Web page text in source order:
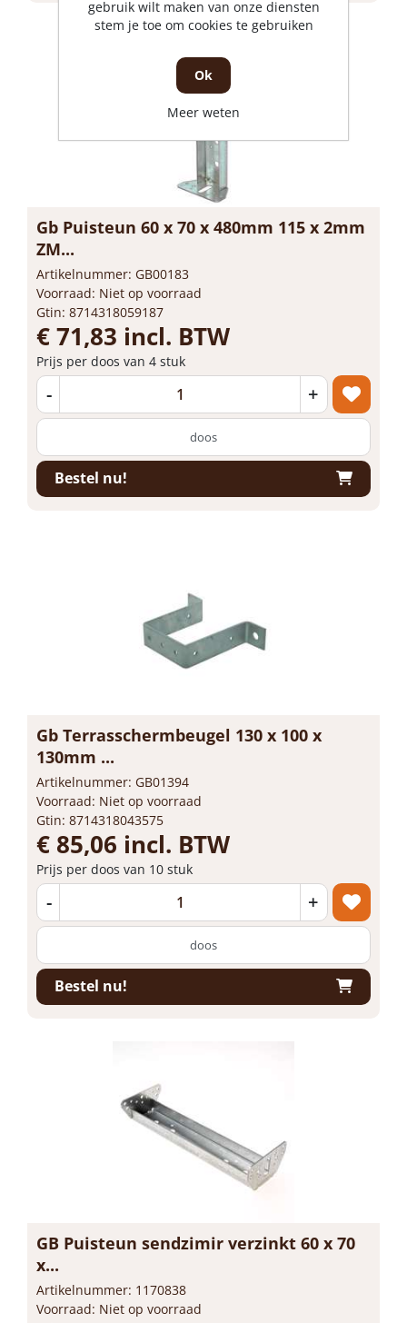
Gb Puisteun 60 x 70 x 480mm 115 x 2mm
ZM...
Artikelnummer: GB00183
Voorraad: Niet op voorraad
Gtin: 8714318059187
€ 71,83 incl. BTW
Prijs per doos van 4 stuk
- +
doos
Bestel nu!
Gb Terrasschermbeugel 130 x 100 x
130mm ...
Artikelnummer: GB01394
Voorraad: Niet op voorraad
Gtin: 8714318043575
€ 85,06 incl. BTW
Prijs per doos van 10 stuk
- +
doos
Bestel nu!
GB Puisteun sendzimir verzinkt 60 x 70
x...
Artikelnummer: 1170838
Voorraad: Niet op voorraad
gebruik wilt maken van onze diensten
stem je toe om cookies te gebruiken
Ok
Meer weten